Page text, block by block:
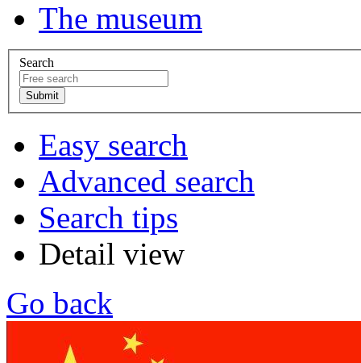
The museum
Search
Easy search
Advanced search
Search tips
Detail view
Go back